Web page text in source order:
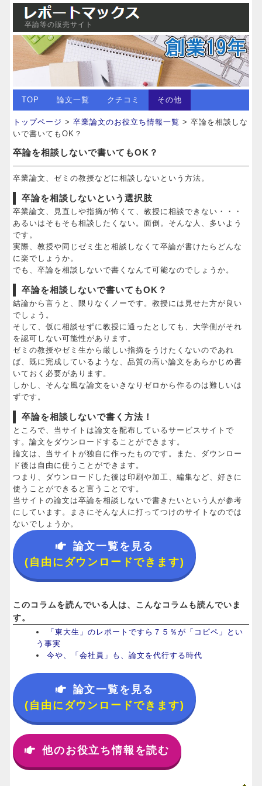
卒論等の販売サイト
TOP 論文一覧 クチコミ その他
トップページ >卒業論文のお役立ち情報一覧 > 卒論を相談しな
いで書いてもOK？
卒論を相談しないで書いてもOK？
卒業論文、ゼミの教授などに相談しないという方法。
卒論を相談しないという選択肢
卒業論文、見直しや指摘が怖くて、教授に相談できない・・・
あるいはそもそも相談したくない。面倒。そんな人、多いよう
です。
実際、教授や同じゼミ生と相談しなくて卒論が書けたらどんな
に楽でしょうか。
でも、卒論を相談しないで書くなんて可能なのでしょうか。
卒論を相談しないで書いてもOK？
結論から言うと、限りなくノーです。教授には見せた方が良い
でしょう。
そして、仮に相談せずに教授に通ったとしても、大学側がそれ
を認可しない可能性があります。
ゼミの教授やゼミ生から厳しい指摘をうけたくないのであれ
ば、既に完成しているような、品質の高い論文をあらかじめ書
いておく必要があります。
しかし、そんな風な論文をいきなりゼロから作るのは難しいは
ずです。
卒論を相談しないで書く方法！
ところで、当サイトは論文を配布しているサービスサイトで
す。論文をダウンロードすることができます。
論文は、当サイトが独自に作ったものです。また、ダウンロー
ド後は自由に使うことができます。
つまり、ダウンロードした後は印刷や加工、編集など、好きに
使うことができると言うことです。
当サイトの論文は卒論を相談しないで書きたいという人が参考
にしています。まさにそんな人に打ってつけのサイトなのでは
ないでしょうか。
論文一覧を見る
(自由にダウンロードできます)
このコラムを読んでいる人は、こんなコラムも読んでいま
す。
「東大生」のレポートですら７５％が「コピペ」とい
う事実
今や、「会社員」も、論文を代行する時代
論文一覧を見る
(自由にダウンロードできます)
他のお役立ち情報を読む